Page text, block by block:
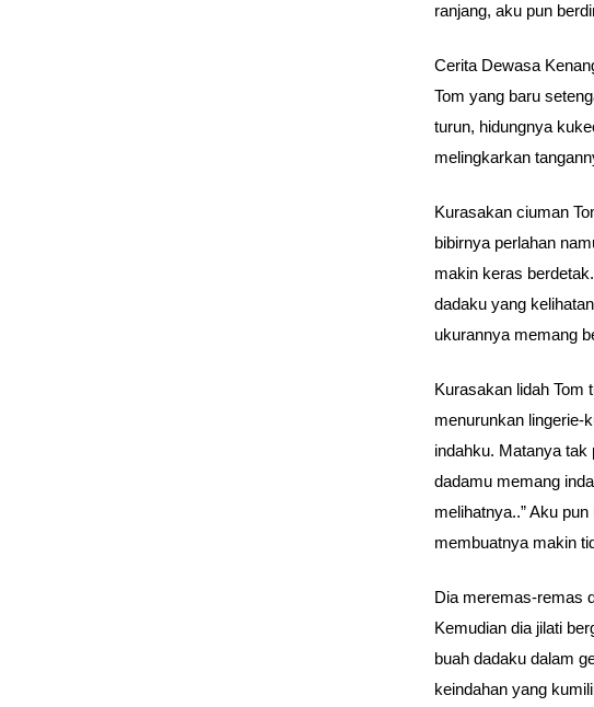
ranjang, aku pun
Cerita Dewasa
Tom yang baru
turun, hidungnya
melingkarkan
Kurasakan ciuman
bibirnya perlahan
makin keras
dadaku yang
ukurannya memang
Kurasakan lidah Tom
menurunkan lingerie-
indahku. Matanya tak
dadamu memang
melihatnya..” Aku
membuatnya makin
Dia meremas-remas
Kemudian dia jilati
buah dadaku dalam
keindahan yang